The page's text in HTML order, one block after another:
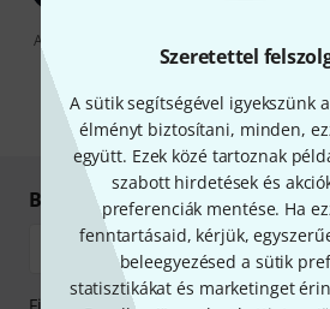
Szeretettel
A sütik segítségével igyekszünk
élményt biztosítani, minden,
együtt. Ezek közé tartoznak
szabott hirdetések és
preferenciák mentése. Ha
fenntartásaid, kérjük,
beleegyezésed a sütik
statisztikákat és marketinget
A "Bejelentkezés" gombra kattintva
önnek hirdetéseket. Bármikor leiratkozhat
* Kitöltés kötelező
Biztonságos vásárlás és fizetés